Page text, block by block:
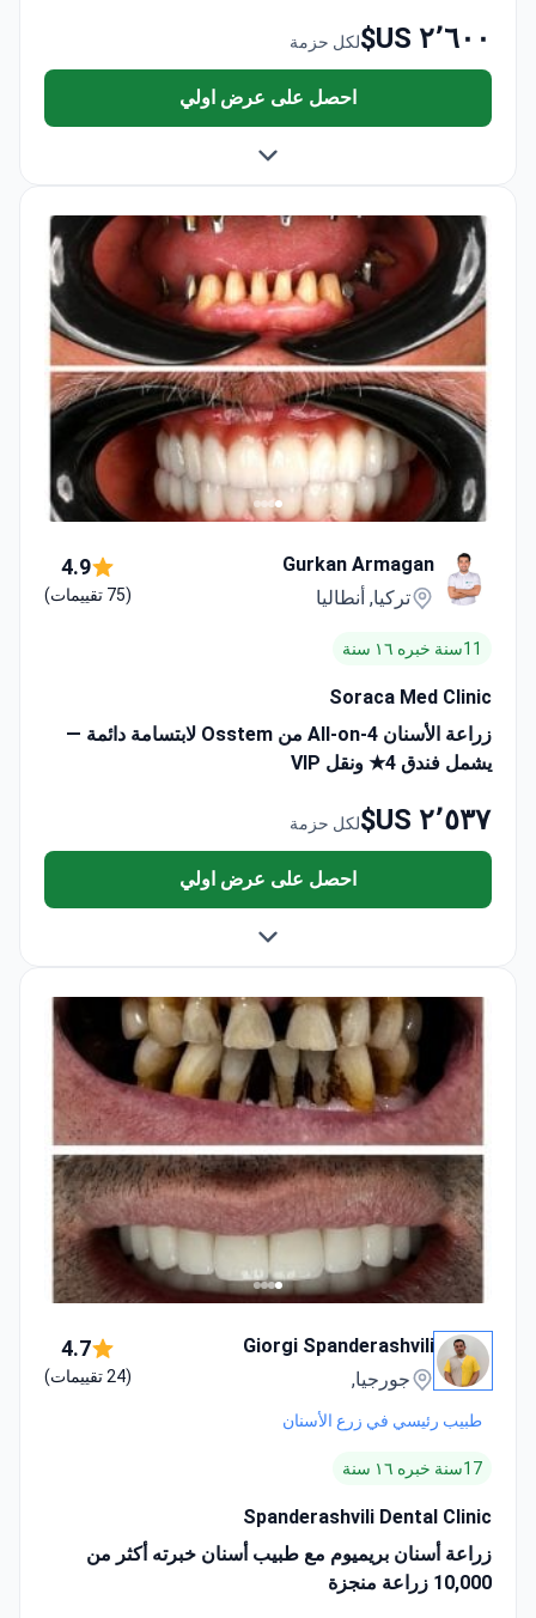
لكل حزمة ٢٬٦٠٠ US$
احصل على عرض اولي
Gurkan Armagan
تركيا, أنطاليا
4.9
(75 تقييمات)
11سنة خبره ١٦ سنة
Soraca Med Clinic
زراعة الأسنان All-on-4 من Osstem لابتسامة دائمة —
يشمل فندق 4★ ونقل VIP
لكل حزمة ٢٬٥٣٧ US$
احصل على عرض اولي
Giorgi Spanderashvili
جورجيا,
4.7
(24 تقييمات)
طبيب رئيسي في زرع الأسنان
17سنة خبره ١٦ سنة
Spanderashvili Dental Clinic
زراعة أسنان بريميوم مع طبيب أسنان خبرته أكثر من
10,000 زراعة منجزة